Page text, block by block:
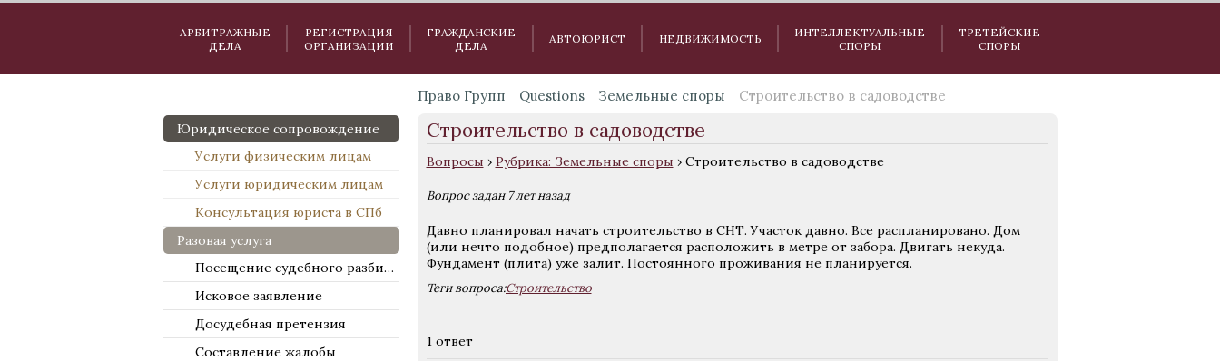
АРБИТРАЖНЫЕ
ДЕЛА
РЕГИСТРАЦИЯ
ОРГАНИЗАЦИИ
ГРАЖДАНСКИЕ
ДЕЛА
АВТОЮРИСТ НЕДВИЖИМОСТЬ
ИНТЕЛЛЕКТУАЛЬНЫЕ
СПОРЫ
ТРЕТЕЙСКИЕ
СПОРЫ
Юридическое сопровождение
Услуги физическим лицам
Услуги юридическим лицам
Консультация юриста в СПб
Разовая услуга
Посещение судебного разбирательства
Исковое заявление
Досудебная претензия
Составление жалобы
Право Групп Questions Земельные споры Строительство в садоводстве
Строительство в садоводстве
Вопросы › Рубрика: Земельные споры › Строительство в садоводстве
Вопрос задан 7 лет назад
Давно планировал начать строительство в СНТ. Участок давно. Все распланировано. Дом
(или нечто подобное) предполагается расположить в метре от забора. Двигать некуда.
Фундамент (плита) уже залит. Постоянного проживания не планируется.
Теги вопроса:Строительство
1 ответ